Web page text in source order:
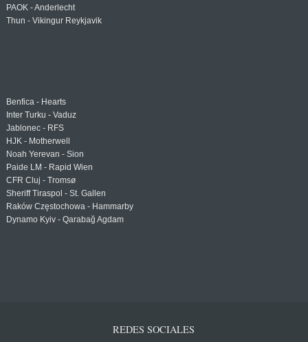
PAOK - Anderlecht
Thun - Vikingur Reykjavik
Benfica - Hearts
Inter Turku - Vaduz
Jablonec - RFS
HJK - Motherwell
Noah Yerevan - Sion
Paide LM - Rapid Wien
CFR Cluj - Tromsø
Sheriff Tiraspol - St. Gallen
Raków Częstochowa - Hammarby
Dynamo Kyiv - Qarabağ Agdam
REDES SOCIALES